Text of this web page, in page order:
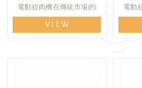
電動絞肉機在傳統市場的肉攤幾乎是標
VIEW
電動